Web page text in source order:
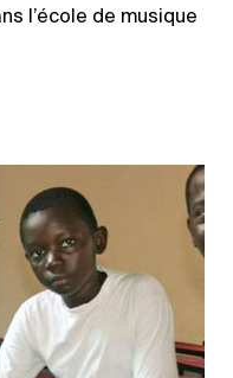
l’école de musique